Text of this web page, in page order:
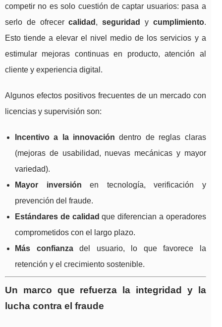
competir no es solo cuestión de captar usuarios: pasa a
serlo de ofrecercalidad ,seguridad y cumplimiento.
Esto tiende a elevar el nivel medio de los servicios y a
estimular mejoras continuas en producto, atención al
cliente y experiencia digital.
Algunos efectos positivos frecuentes de un mercado con
licencias y supervisión son:
Incentivo a la innovación dentro de reglas claras
(mejoras de usabilidad, nuevas mecánicas y mayor
variedad).
Mayor inversión en tecnología, verificación y
prevención del fraude.
Estándares de calidad que diferencian a operadores
comprometidos con el largo plazo.
Más confianzadel usuario, lo que favorece la
retención y el crecimiento sostenible.
Un marco que refuerza la integridad y la
lucha contra el fraude